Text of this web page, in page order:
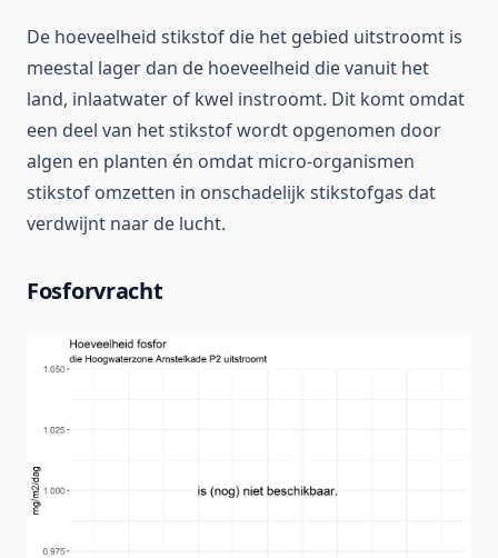
De hoeveelheid stikstof die het gebied uitstroomt is
meestal lager dan de hoeveelheid die vanuit het
land, inlaatwater of kwel instroomt. Dit komt omdat
een deel van het stikstof wordt opgenomen door
algen en planten én omdat micro-organismen
stikstof omzetten in onschadelijk stikstofgas dat
verdwijnt naar de lucht.
Fosforvracht